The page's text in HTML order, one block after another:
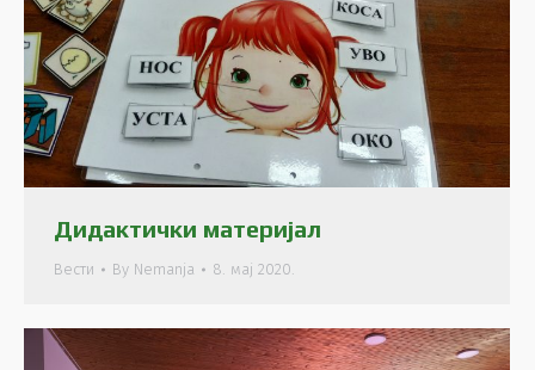
Дидактички материјал
Вести By Nemanja 8. мај 2020.